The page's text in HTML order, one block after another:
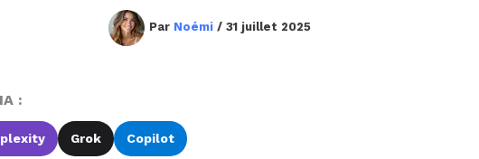
Par Noémi / 31 juillet 2025
:
Grok Copilot